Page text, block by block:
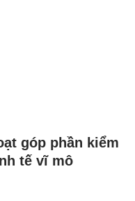
góp phần kiểm
tế vĩ mô